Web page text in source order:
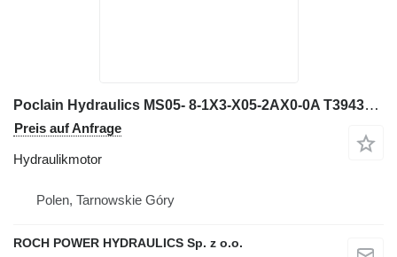
Poclain Hydraulics MS05- 8-1X3-X05-2AX0-0A T3943735 Hydraulikmotor für Bagger
Preis auf Anfrage
Hydraulikmotor
Polen, Tarnowskie Góry
ROCH POWER HYDRAULICS Sp. z o.o.